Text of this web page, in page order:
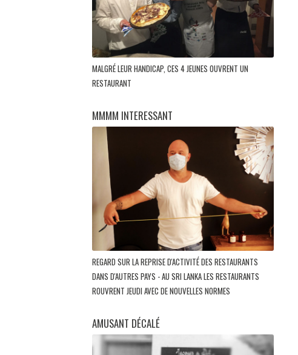
MALGRÉ LEUR HANDICAP, CES 4 JEUNES OUVRENT UN
RESTAURANT
MMMM INTERESSANT
REGARD SUR LA REPRISE D'ACTIVITÉ DES RESTAURANTS
DANS D'AUTRES PAYS - AU SRI LANKA LES RESTAURANTS
ROUVRENT JEUDI AVEC DE NOUVELLES NORMES
AMUSANT DÉCALÉ